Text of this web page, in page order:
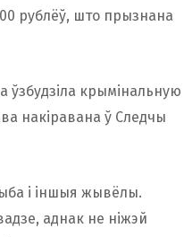
рублёў, што прызнана
ўзбудзіла крымінальную
накіравана ў Следчы
і іншыя жывёлы.
аднак не ніжэй